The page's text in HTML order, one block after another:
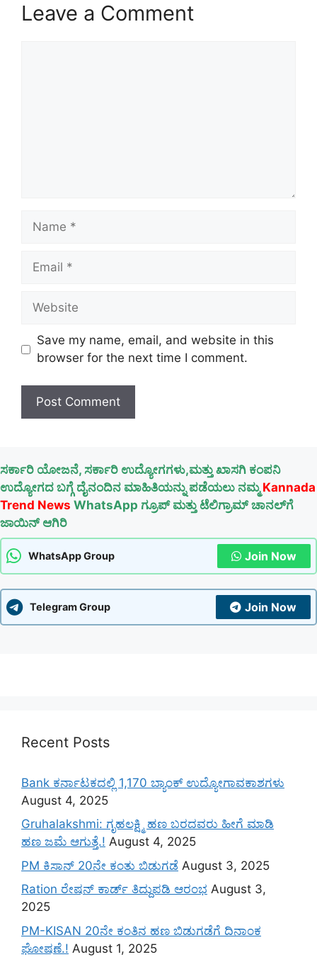
Leave a Comment
Name
Email
Website
Save my name, email, and website in this
browser for the next time I comment.
ಸರ್ಕಾರಿ ಯೋಜನೆ, ಸರ್ಕಾರಿ ಉದ್ಯೋಗಗಳು,ಮತ್ತು ಖಾಸಗಿ ಕಂಪನಿ
ಉದ್ಯೋಗದ ಬಗ್ಗೆ ದೈನಂದಿನ ಮಾಹಿತಿಯನ್ನು ಪಡೆಯಲು ನಮ್ಮ Kannada
Trend News WhatsApp ಗ್ರೂಪ್ ಮತ್ತು ಟೆಲಿಗ್ರಾಮ್ ಚಾನಲ್‌ಗೆ
ಜಾಯಿನ್ ಆಗಿರಿ
WhatsApp Group Join Now
Telegram Group Join Now
Recent Posts
Bank ಕರ್ನಾಟಕದಲ್ಲಿ 1,170 ಬ್ಯಾಂಕ್ ಉದ್ಯೋಗಾವಕಾಶಗಳು
August 4, 2025
Gruhalakshmi: ಗೃಹಲಕ್ಷ್ಮಿ ಹಣ ಬರದವರು ಹೀಗೆ ಮಾಡಿ
ಹಣ ಜಮೆ‌ ಆಗುತ್ತೆ.! August 4, 2025
PM ಕಿಸಾನ್ 20ನೇ ಕಂತು ಬಿಡುಗಡೆ August 3, 2025
Ration ರೇಷನ್ ಕಾರ್ಡ್ ತಿದ್ದುಪಡಿ ಆರಂಭ August 3,
2025
PM-KISAN 20ನೇ ಕಂತಿನ ಹಣ ಬಿಡುಗಡೆಗೆ ದಿನಾಂಕ
ಘೋಷಣೆ.! August 1, 2025